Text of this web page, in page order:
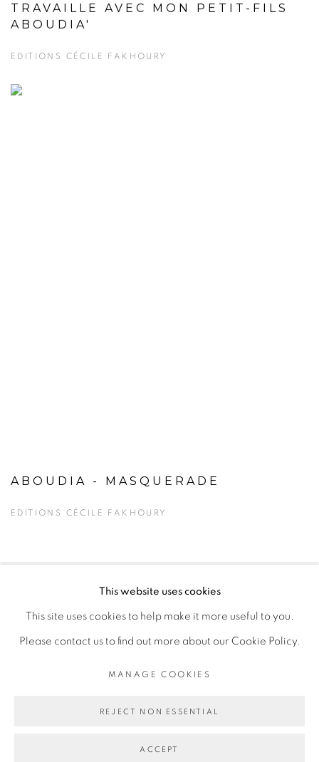
TRAVAILLE AVEC MON PETIT-FILS
ABOUDIA'
EDITIONS CÉCILE FAKHOURY
ABOUDIA - MASQUERADE
EDITIONS CÉCILE FAKHOURY
MANAGE COOKIES
COPYRIGHT © 2026 GALERIE CÉCILE FAKHOURY
SITE BY ARTLOGIC
This website uses cookies
This site uses cookies to help make it more useful to you.
Please contact us to find out more about our Cookie Policy.
MANAGE COOKIES
REJECT NON ESSENTIAL
ACCEPT